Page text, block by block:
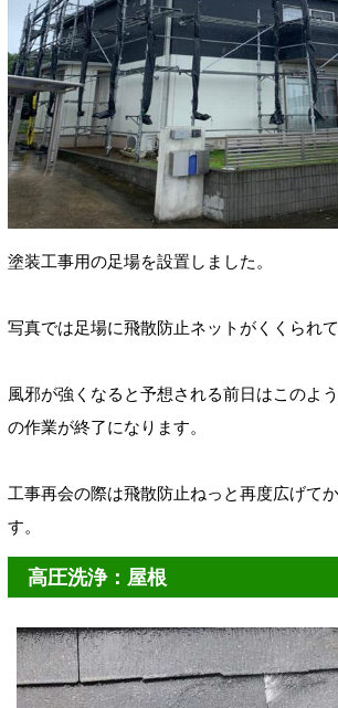
塗装工事用の足場を設置しました。
写真では足場に飛散防止ネットがくくられて
風邪が強くなると予想される前日はこのよ
の作業が終了になります。
工事再会の際は飛散防止ねっと再度広げて
す。
高圧洗浄：屋根